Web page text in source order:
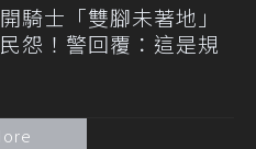
騎士「雙腳未著地」
怨！警回覆：這是規